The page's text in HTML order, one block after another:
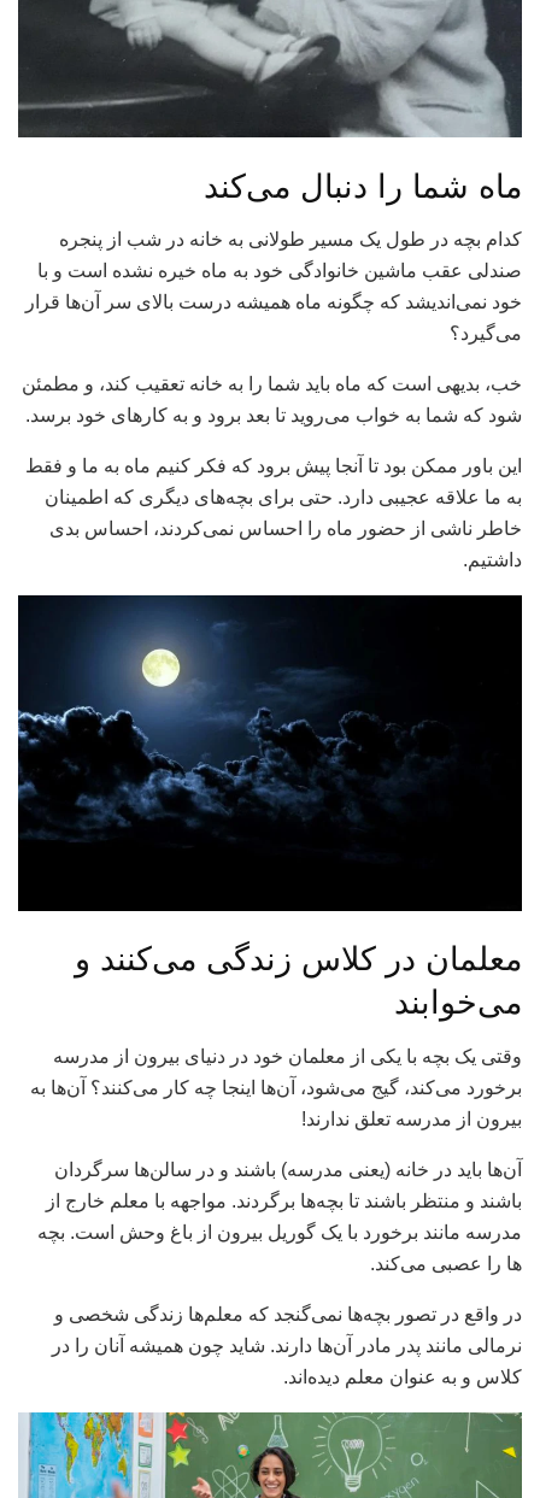
ماه شما را دنبال می‌کند
کدام بچه در طول یک مسیر طولانی به خانه در شب از پنجره
صندلی عقب ماشین خانوادگی خود به ماه خیره نشده است و با
خود نمی‌اندیشد که چگونه ماه همیشه درست بالای سر آن‌ها قرار
می‌گیرد؟
خب، بدیهی است که ماه باید شما را به خانه تعقیب کند، و مطمئن
شود که شما به خواب می‌روید تا بعد برود و به کارهای خود برسد.
این باور ممکن بود تا آنجا پیش برود که فکر کنیم ماه به ما و فقط
به ما علاقه عجیبی دارد. حتی برای بچه‌های دیگری که اطمینان
خاطر ناشی از حضور ماه را احساس نمی‌کردند، احساس بدی
داشتیم.
معلمان در کلاس زندگی می‌کنند و
می‌خوابند
وقتی یک بچه با یکی از معلمان خود در دنیای بیرون از مدرسه
برخورد می‌کند، گیج می‌شود‌، آن‌ها اینجا چه کار می‌کنند؟ آن‌ها به
بیرون از مدرسه تعلق ندارند!
آن‌ها باید در خانه (یعنی مدرسه) باشند و در سالن‌ها سرگردان
باشند و منتظر باشند تا بچه‌ها برگردند. مواجهه با معلم خارج از
مدرسه مانند برخورد با یک گوریل بیرون از باغ وحش است. بچه
ها را عصبی می‌کند.
در واقع در تصور بچه‌ها نمی‌گنجد که معلم‌ها زندگی شخصی و
نرمالی مانند پدر مادر آن‌ها دارند. شاید چون همیشه آنان را در
کلاس و به عنوان معلم دیده‌اند.